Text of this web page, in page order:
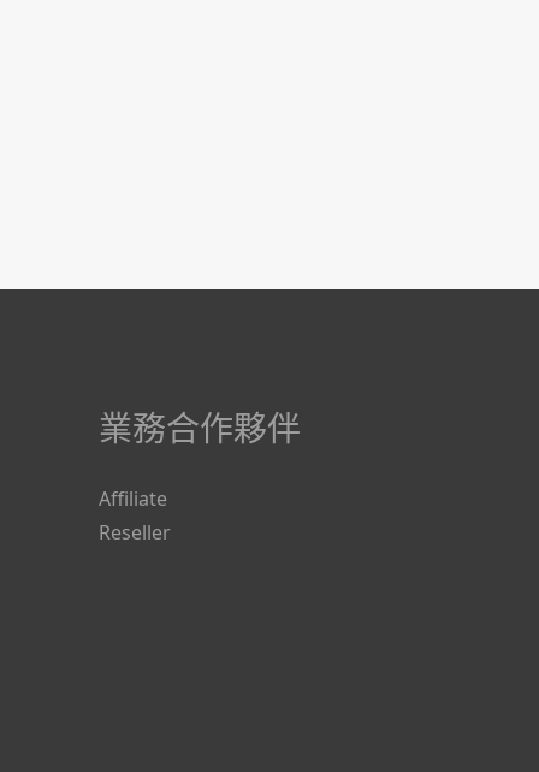
業務合作夥伴
Affiliate
Reseller